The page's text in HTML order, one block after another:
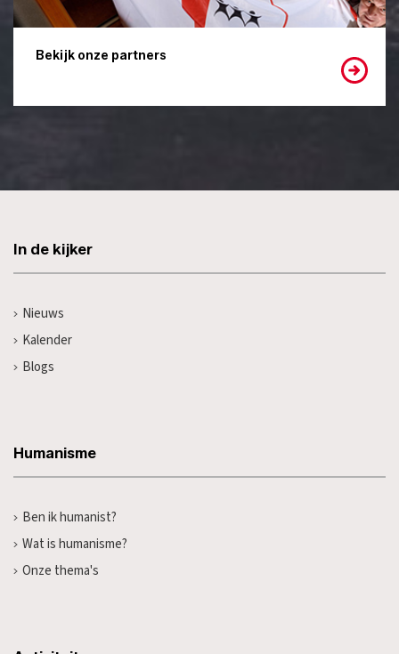
Bekijk onze partners
In de kijker
Nieuws
Kalender
Blogs
Humanisme
Ben ik humanist?
Wat is humanisme?
Onze thema's